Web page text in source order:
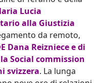
Lucia
alla Giustizia
da remoto,
Dana Reizniece e di
Social commission
svizzera. La lunga